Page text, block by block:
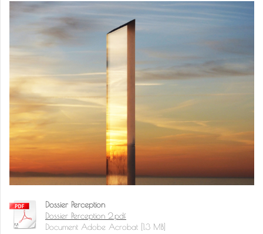
Dossier Perception
Dossier Perception 2.pdf
Document Adobe Acrobat [1.3 MB]